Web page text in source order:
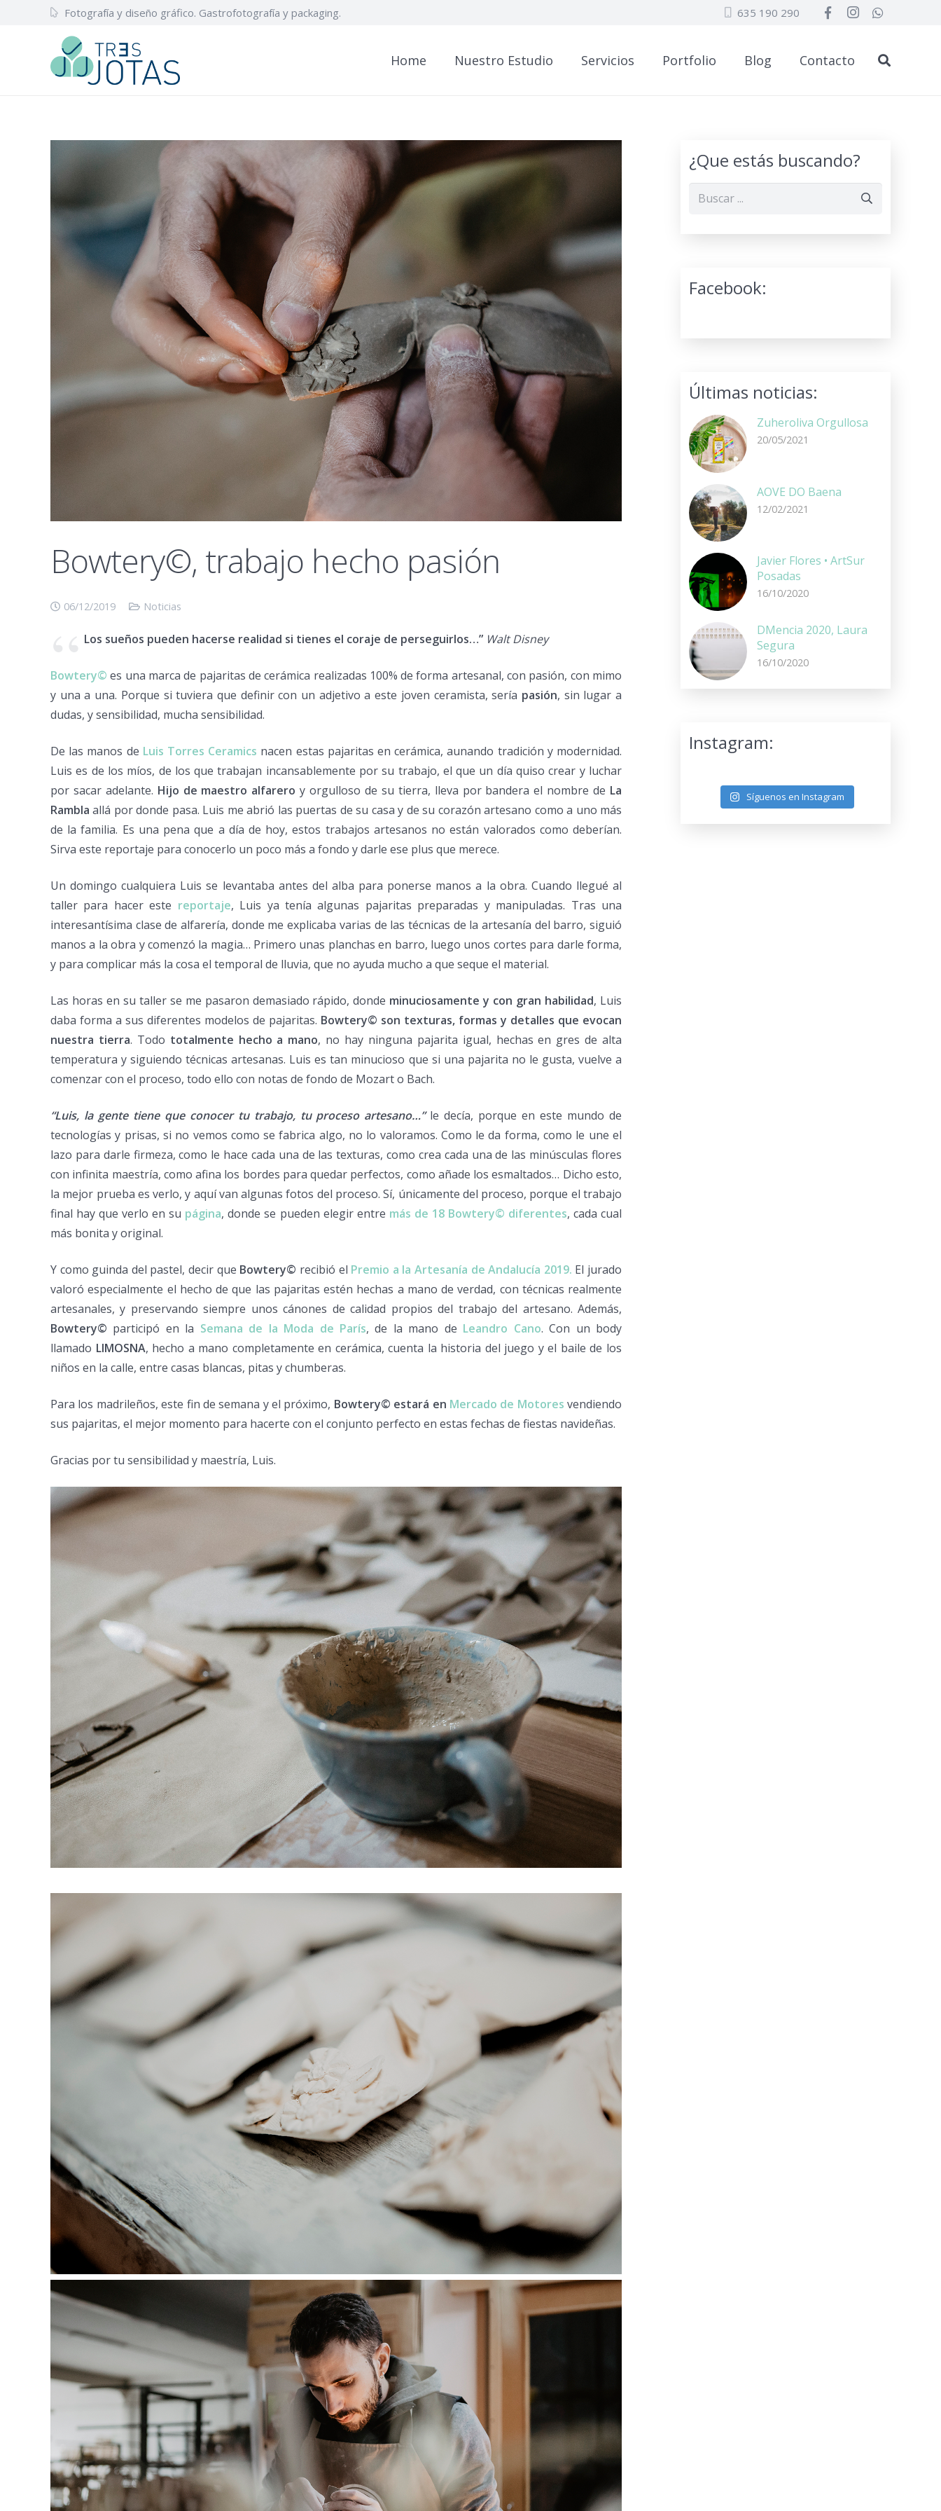
Fotografía y diseño gráfico. Gastrofotografía y packaging. 635 190 290
Home Nuestro Estudio Servicios Portfolio Blog Contacto
Bowtery©, trabajo hecho pasión
06/12/2019 Noticias
Los sueños pueden hacerse realidad si tienes el coraje de perseguirlos…” Walt Disney
Bowtery© es una marca de pajaritas de cerámica realizadas 100% de forma artesanal, con pasión, con mimo
y una a una. Porque si tuviera que definir con un adjetivo a este joven ceramista, sería pasión, sin lugar a
dudas, y sensibilidad, mucha sensibilidad.
De las manos de Luis Torres Ceramics nacen estas pajaritas en cerámica, aunando tradición y modernidad.
Luis es de los míos, de los que trabajan incansablemente por su trabajo, el que un día quiso crear y luchar
por sacar adelante. Hijo de maestro alfarero y orgulloso de su tierra, lleva por bandera el nombre de La
Rambla allá por donde pasa. Luis me abrió las puertas de su casa y de su corazón artesano como a uno más
de la familia. Es una pena que a día de hoy, estos trabajos artesanos no están valorados como deberían.
Sirva este reportaje para conocerlo un poco más a fondo y darle ese plus que merece.
Un domingo cualquiera Luis se levantaba antes del alba para ponerse manos a la obra. Cuando llegué al
taller para hacer este reportaje, Luis ya tenía algunas pajaritas preparadas y manipuladas. Tras una
interesantísima clase de alfarería, donde me explicaba varias de las técnicas de la artesanía del barro, siguió
manos a la obra y comenzó la magia… Primero unas planchas en barro, luego unos cortes para darle forma,
y para complicar más la cosa el temporal de lluvia, que no ayuda mucho a que seque el material.
Las horas en su taller se me pasaron demasiado rápido, donde minuciosamente y con gran habilidad, Luis
daba forma a sus diferentes modelos de pajaritas. Bowtery© son texturas, formas y detalles que evocan
nuestra tierra. Todo totalmente hecho a mano, no hay ninguna pajarita igual, hechas en gres de alta
temperatura y siguiendo técnicas artesanas. Luis es tan minucioso que si una pajarita no le gusta, vuelve a
comenzar con el proceso, todo ello con notas de fondo de Mozart o Bach.
“Luis, la gente tiene que conocer tu trabajo, tu proceso artesano…”le decía, porque en este mundo de
tecnologías y prisas, si no vemos como se fabrica algo, no lo valoramos. Como le da forma, como le une el
lazo para darle firmeza, como le hace cada una de las texturas, como crea cada una de las minúsculas flores
con infinita maestría, como afina los bordes para quedar perfectos, como añade los esmaltados… Dicho esto,
la mejor prueba es verlo, y aquí van algunas fotos del proceso. Sí, únicamente del proceso, porque el trabajo
final hay que verlo en su página, donde se pueden elegir entre más de 18 Bowtery© diferentes, cada cual
más bonita y original.
Y como guinda del pastel, decir que Bowtery© recibió el Premio a la Artesanía de Andalucía 2019. El jurado
valoró especialmente el hecho de que las pajaritas estén hechas a mano de verdad, con técnicas realmente
artesanales, y preservando siempre unos cánones de calidad propios del trabajo del artesano. Además,
Bowtery© participó en la Semana de la Moda de París, de la mano de Leandro Cano. Con un body
llamado LIMOSNA, hecho a mano completamente en cerámica, cuenta la historia del juego y el baile de los
niños en la calle, entre casas blancas, pitas y chumberas.
Para los madrileños, este fin de semana y el próximo, Bowtery© estará en Mercado de Motores vendiendo
sus pajaritas, el mejor momento para hacerte con el conjunto perfecto en estas fechas de fiestas navideñas.
Gracias por tu sensibilidad y maestría, Luis.
¿Que estás buscando?
Facebook:
Últimas noticias:
Zuheroliva Orgullosa
20/05/2021
AOVE DO Baena
12/02/2021
Javier Flores • ArtSur
Posadas
16/10/2020
DMencia 2020, Laura
Segura
16/10/2020
Instagram:
Síguenos en Instagram